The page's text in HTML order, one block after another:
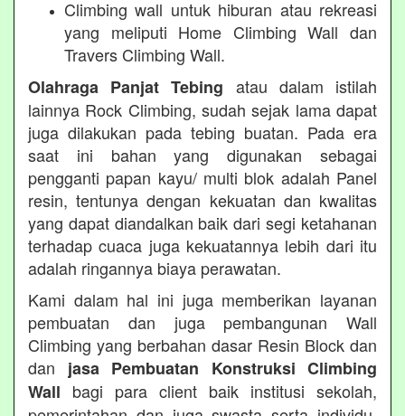
Climbing wall untuk hiburan atau rekreasi
yang meliputi Home Climbing Wall dan
Travers Climbing Wall.
Olahraga Panjat Tebing atau dalam istilah
lainnya Rock Climbing, sudah sejak lama dapat
juga dilakukan pada tebing buatan. Pada era
saat ini bahan yang digunakan sebagai
pengganti papan kayu/ multi blok adalah Panel
resin, tentunya dengan kekuatan dan kwalitas
yang dapat diandalkan baik dari segi ketahanan
terhadap cuaca juga kekuatannya lebih dari itu
adalah ringannya biaya perawatan.
Kami dalam hal ini juga memberikan layanan
pembuatan dan juga pembangunan Wall
Climbing yang berbahan dasar Resin Block dan
dan jasa Pembuatan Konstruksi Climbing
Wall bagi para client baik institusi sekolah,